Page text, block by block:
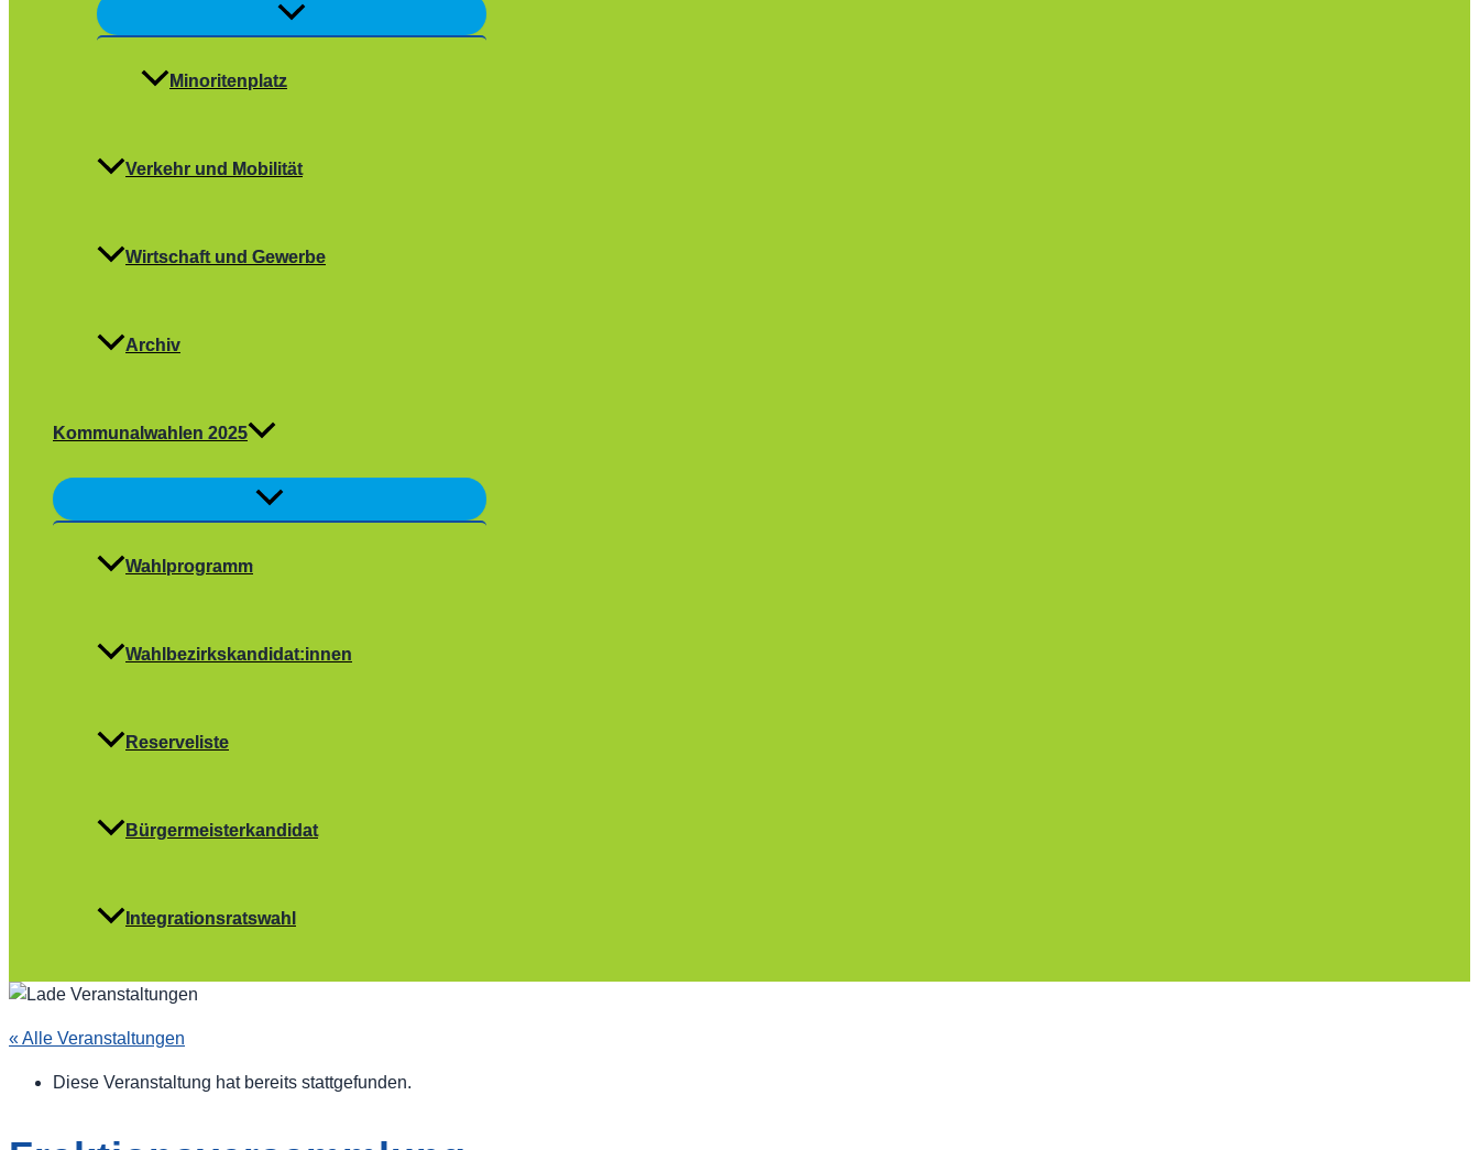
Menü
Minoritenplatz
Verkehr und Mobilität
Wirtschaft und Gewerbe
Archiv
Kommunalwahlen 2025
Menü
Wahlprogramm
Wahlbezirkskandidat:innen
Reserveliste
Bürgermeisterkandidat
Integrationsratswahl
« Alle Veranstaltungen
Diese Veranstaltung hat bereits stattgefunden.